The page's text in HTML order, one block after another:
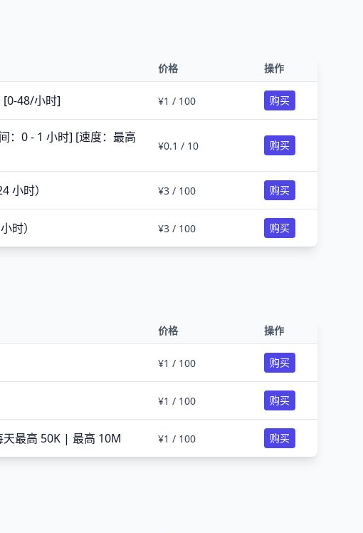
价格 操作
[0-48/小时] ¥1 / 100 购买
：0 - 1 小时] [速度：最高
¥0.1 / 10 购买
小时） ¥3 / 100 购买
时） ¥3 / 100 购买
价格 操作
¥1 / 100 购买
¥1 / 100 购买
最高 50K | 最高 10M ¥1 / 100 购买